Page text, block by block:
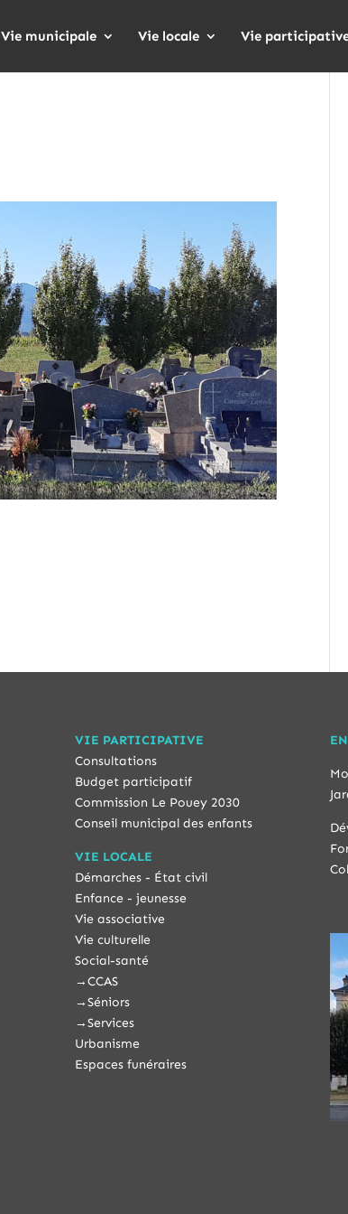
Vie municipale Vie locale Vie
VIE PARTICIPATIVE
Consultations
Budget participatif
Commission Le Pouey 2030
Conseil municipal des enfants
VIE LOCALE
Démarches - État civil
Enfance - jeunesse
Vie associative
Vie culturelle
Social-santé
→CCAS
→Séniors
→Services
Urbanisme
Espaces funéraires